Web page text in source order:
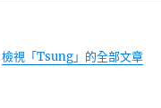
檢視「Tsung」的全部文章